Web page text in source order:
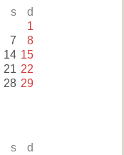
s d
1
7 8
14 15
21 22
28 29
s d